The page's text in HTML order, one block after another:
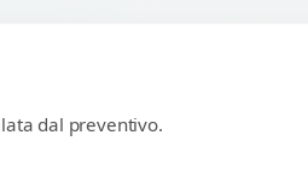
dal preventivo.